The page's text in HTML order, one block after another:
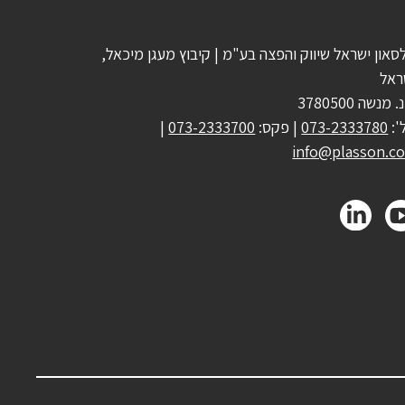
ישראל שיווק והפצה בע"מ | קיבוץ מעגן מיכאל,
3780500
073-2333780| פקס: 073-2333700
|